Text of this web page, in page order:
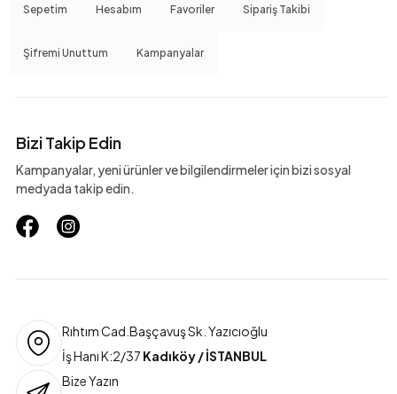
Sepetim Hesabım Favoriler Sipariş Takibi
Şifremi Unuttum Kampanyalar
Bizi Takip Edin
Kampanyalar, yeni ürünler ve bilgilendirmeler için bizi sosyal
medyada takip edin.
Rıhtım Cad.Başçavuş Sk. Yazıcıoğlu
İş Hanı K:2/37 Kadıköy / İSTANBUL
Bize Yazın